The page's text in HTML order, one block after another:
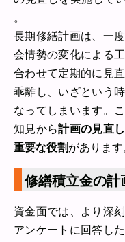
。
長期修繕計画は、一
会情勢の変化による
合わせて定期的に見
乖離し、いざという
なってしまいます。
知見から計画の見直
重要な役割があります
修繕積立金の計
資金面では、より深
アンケートに回答し